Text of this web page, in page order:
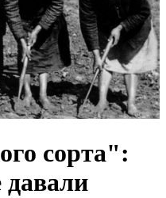
сорта":